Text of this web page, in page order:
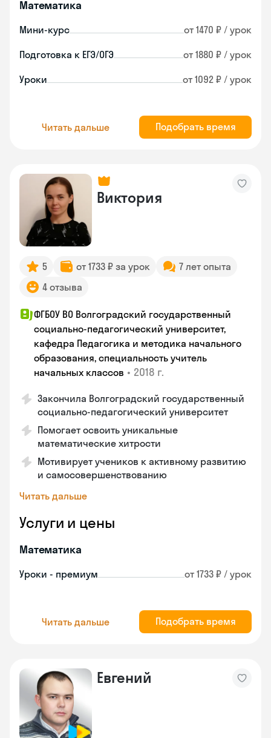
Математика
Мини-курс от 1470 ₽ / урок
Подготовка к ЕГЭ/ОГЭ от 1880 ₽ / урок
Уроки от 1092 ₽ / урок
Читать дальше Подобрать время
Виктория
5 от 1733 ₽ за урок
7 лет опыта
4 отзыва
ФГБОУ ВО Волгоградский государственный
социально-педагогический университет,
кафедра Педагогика и методика начального
образования, специальность учитель
начальных классов • 2018 г.
Закончила Волгоградский государственный
социально-педагогический университет
Помогает освоить уникальные
математические хитрости
Мотивирует учеников к активному развитию
и самосовершенствованию
Читать дальше
Услуги и цены
Математика
Уроки - премиум от 1733 ₽ / урок
Читать дальше Подобрать время
Евгений